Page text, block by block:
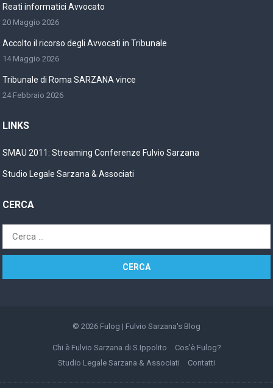
Reati informatici Avvocato
20 Maggio 2026
Accolto il ricorso degli Avvocati in Tribunale
14 Maggio 2026
Tribunale di Roma SARZANA vince
24 Febbraio 2026
LINKS
SMAU 2011: Streaming Conferenze Fulvio Sarzana
Studio Legale Sarzana & Associati
CERCA
Ricerca
per:
© 2026 Fulog | Fulvio Sarzana's Blog
Chi è Fulvio Sarzana di S.Ippolito
Cos’è Fulog?
Studio Legale Sarzana & Associati
Contatti